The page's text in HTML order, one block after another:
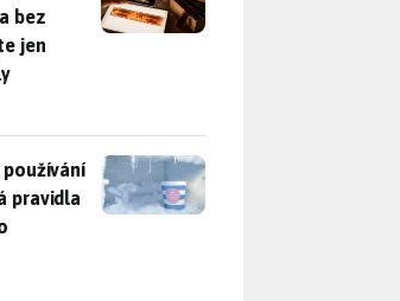
bez
jen
lednice. Jednoduchá pravidla
pravidla